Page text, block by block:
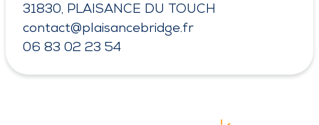
31830, PLAISANCE DU TOUCH
contact@plaisancebridge.fr
06 83 02 23 54